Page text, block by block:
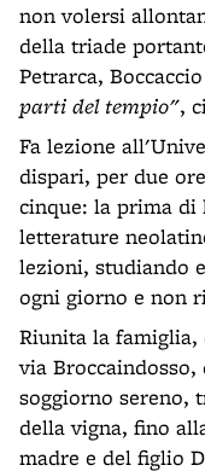
non volersi
della triade
Petrarca,
parti del tempio",
Fa lezione
dispari, per due
cinque: la prima di
letterature
lezioni, studiando
ogni giorno e non
Riunita la famiglia,
via
soggiorno sereno,
della vigna, fino
madre e del figlio